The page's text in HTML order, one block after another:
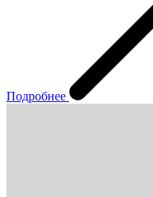
Подробнее